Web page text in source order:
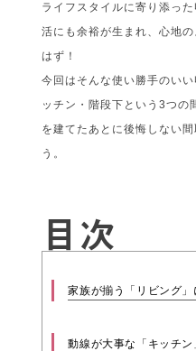
ライフスタイルに寄り添っ
活にも余裕が生まれ、心地
はず！
今回はそんな使い勝手のい
ッチン・階段下という3つの
を建てたあとに後悔しない
う。
目次
家族が揃う「リビング
動線が大事な「キッチ